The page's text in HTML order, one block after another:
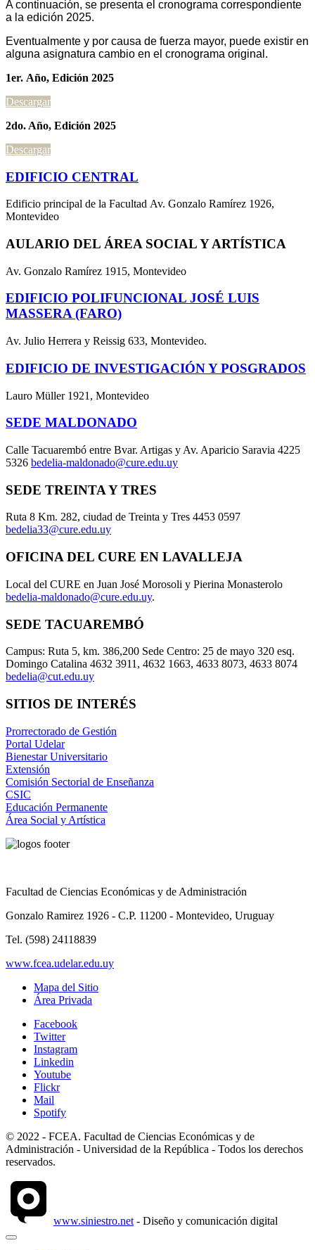
A continuación, se presenta el cronograma correspondiente
a la edición 2025.
Eventualmente y por causa de fuerza mayor, puede existir en
alguna asignatura cambio en el cronograma original.
1er. Año, Edición 2025
Descargar
2do. Año, Edición 2025
Descargar
EDIFICIO CENTRAL
Edificio principal de la Facultad Av. Gonzalo Ramírez 1926,
Montevideo
AULARIO DEL ÁREA SOCIAL Y ARTÍSTICA
Av. Gonzalo Ramírez 1915, Montevideo
EDIFICIO POLIFUNCIONAL JOSÉ LUIS
MASSERA (FARO)
Av. Julio Herrera y Reissig 633, Montevideo.
EDIFICIO DE INVESTIGACIÓN Y POSGRADOS
Lauro Müller 1921, Montevideo
SEDE MALDONADO
Calle Tacuarembó entre Bvar. Artigas y Av. Aparicio Saravia 4225
5326 bedelia-maldonado@cure.edu.uy
SEDE TREINTA Y TRES
Ruta 8 Km. 282, ciudad de Treinta y Tres 4453 0597
bedelia33@cure.edu.uy
OFICINA DEL CURE EN LAVALLEJA
Local del CURE en Juan José Morosoli y Pierina Monasterolo
bedelia-maldonado@cure.edu.uy.
SEDE TACUAREMBÓ
Campus: Ruta 5, km. 386,200 Sede Centro: 25 de mayo 320 esq.
Domingo Catalina 4632 3911, 4632 1663, 4633 8073, 4633 8074
bedelia@cut.edu.uy
SITIOS DE INTERÉS
Prorrectorado de Gestión
Portal Udelar
Bienestar Universitario
Extensión
Comisión Sectorial de Enseñanza
CSIC
Educación Permanente
Área Social y Artística
Facultad de Ciencias Económicas y de Administración
Gonzalo Ramirez 1926 - C.P. 11200 - Montevideo, Uruguay
Tel. (598) 24118839
www.fcea.udelar.edu.uy
Mapa del Sitio
Área Privada
Facebook
Twitter
Instagram
Linkedin
Youtube
Flickr
Mail
Spotify
© 2022 - FCEA. Facultad de Ciencias Económicas y de
Administración - Universidad de la República - Todos los derechos
reservados.
www.siniestro.net - Diseño y comunicación digital